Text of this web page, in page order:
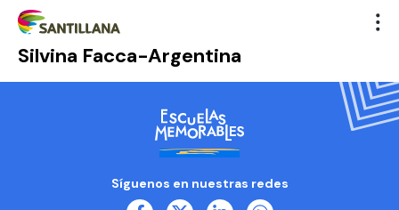
Silvina Facca-Argentina
Síguenos en nuestras redes